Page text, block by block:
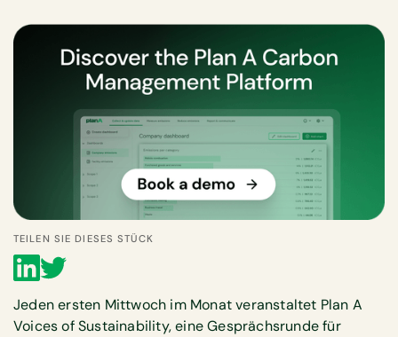
TEILEN SIE DIESES STÜCK
Jeden ersten Mittwoch im Monat veranstaltet Plan A
Voices of Sustainability, eine Gesprächsrunde für